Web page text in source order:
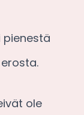
ole